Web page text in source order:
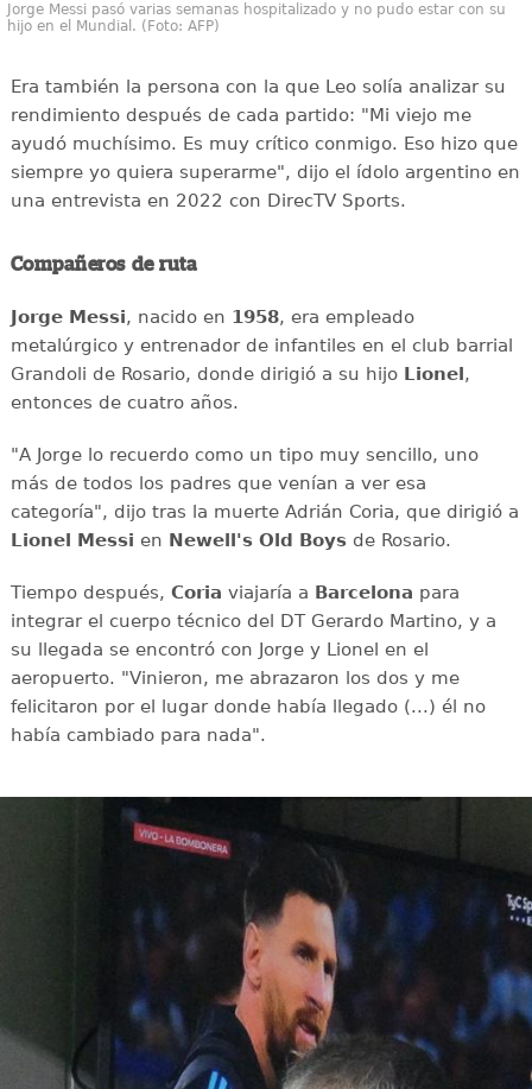
Jorge Messi pasó varias semanas hospitalizado y no pudo estar con su
hijo en el Mundial. (Foto: AFP)
Era también la persona con la que Leo solía analizar su
rendimiento después de cada partido: "Mi viejo me
ayudó muchísimo. Es muy crítico conmigo. Eso hizo que
siempre yo quiera superarme", dijo el ídolo argentino en
una entrevista en 2022 con DirecTV Sports.
Compañeros de ruta
Jorge Messi, nacido en 1958, era empleado
metalúrgico y entrenador de infantiles en el club barrial
Grandoli de Rosario, donde dirigió a su hijo Lionel,
entonces de cuatro años.
"A Jorge lo recuerdo como un tipo muy sencillo, uno
más de todos los padres que venían a ver esa
categoría", dijo tras la muerte Adrián Coria, que dirigió a
Lionel Messi en Newell's Old Boysde Rosario.
Tiempo después, Coria viajaría a Barcelona para
integrar el cuerpo técnico del DT Gerardo Martino, y a
su llegada se encontró con Jorge y Lionel en el
aeropuerto. "Vinieron, me abrazaron los dos y me
felicitaron por el lugar donde había llegado (...) él no
había cambiado para nada".